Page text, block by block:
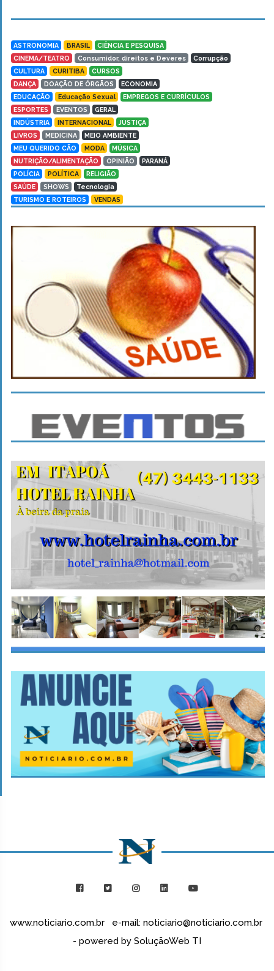
ASTRONOMIA BRASIL
CIÊNCIA E PESQUISA
CINEMA/TEATRO
Consumidor, direitos e Deveres
Corrupção
CULTURA
CURITIBA
CURSOS
DANÇA
DOAÇÃO DE ÓRGÃOS
ECONOMIA
EDUCAÇÃO
Educação Sexual
EMPREGOS E CURRÍCULOS
ESPORTES
EVENTOS
GERAL
INDÚSTRIA
INTERNACIONAL
JUSTIÇA
LIVROS
MEDICINA
MEIO AMBIENTE
MEU QUERIDO CÃO
MODA
MÚSICA
NUTRIÇÃO/ALIMENTAÇÃO
OPINIÃO
PARANÁ
POLÍCIA
POLÍTICA
RELIGIÃO
SAÚDE
SHOWS
Tecnologia
TURISMO E ROTEIROS
VENDAS
www.noticiario.com.br e-mail: noticiario@noticiario.com.br
- powered by SoluçãoWeb TI